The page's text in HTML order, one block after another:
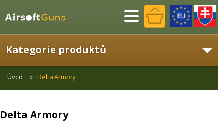
Menu
Kategorie produktů
Úvod Delta Armory
Delta Armory